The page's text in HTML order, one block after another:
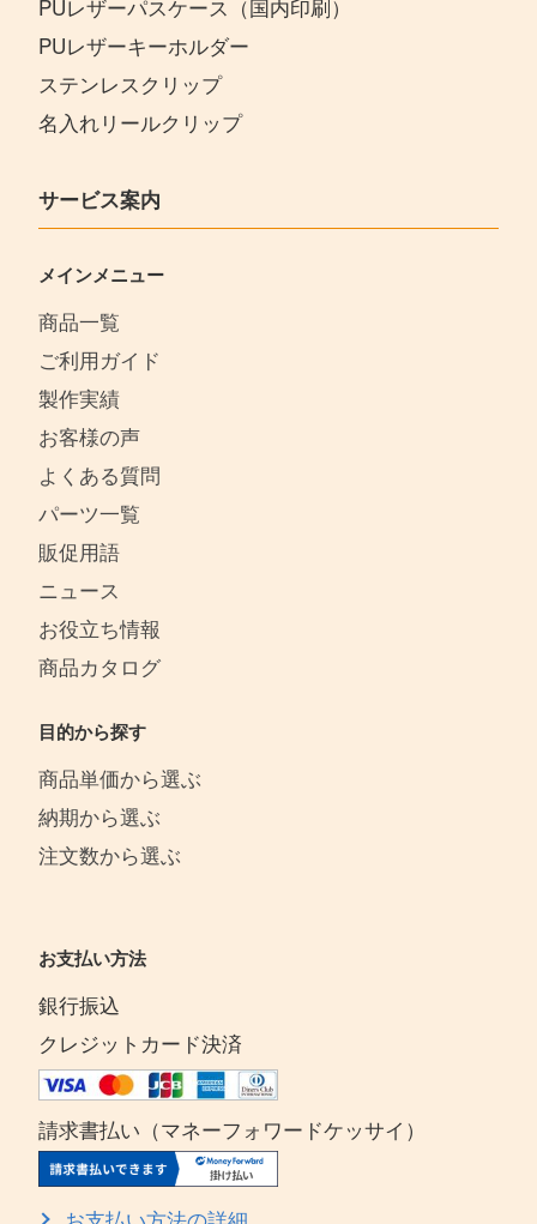
PUレザーパスケース（国内印刷）
PUレザーキーホルダー
ステンレスクリップ
名入れリールクリップ
サービス案内
メインメニュー
商品一覧
ご利用ガイド
製作実績
お客様の声
よくある質問
パーツ一覧
販促用語
ニュース
お役立ち情報
商品カタログ
目的から探す
商品単価から選ぶ
納期から選ぶ
注文数から選ぶ
お支払い方法
銀行振込
クレジットカード決済
請求書払い（マネーフォワードケッサイ）